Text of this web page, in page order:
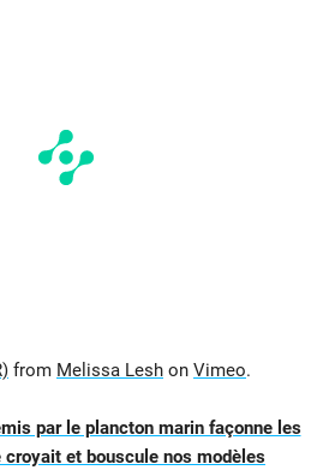
from Melissa Lesh on Vimeo.
par le plancton marin façonne les
croyait et bouscule nos modèles